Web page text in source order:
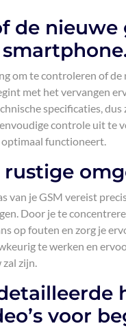
de
om te controleren of
met het vervangen
specificaties,
controle uit te
optimaal functioneert.
rustige
van je GSM vereist
Door je te
op fouten en zorg je
te werken en
zijn.
voor